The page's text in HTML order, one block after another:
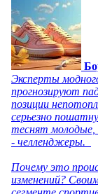
Эксперты
прогнозируют
позиции
серьезно
теснят молодые,
- челленджеры.
Почему это
изменений?